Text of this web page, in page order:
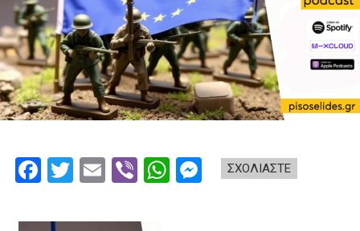
ΣΧΟΛΙΑΣΤΕ
F
ce
T
tt
E
ail
Vi
er
W